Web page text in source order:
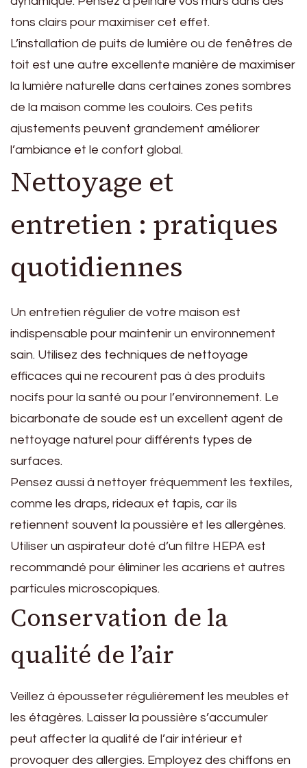
tons clairs pour maximiser cet effet.
L’installation de puits de lumière ou de fenêtres de
toit est une autre excellente manière de maximiser
la lumière naturelle dans certaines zones sombres
de la maison comme les couloirs. Ces petits
ajustements peuvent grandement améliorer
l’ambiance et le confort global.
Nettoyage et
entretien : pratiques
quotidiennes
Un entretien régulier de votre maison est
indispensable pour maintenir un environnement
sain. Utilisez des techniques de nettoyage
efficaces qui ne recourent pas à des produits
nocifs pour la santé ou pour l’environnement. Le
bicarbonate de soude est un excellent agent de
nettoyage naturel pour différents types de
surfaces.
Pensez aussi à nettoyer fréquemment les textiles,
comme les draps, rideaux et tapis, car ils
retiennent souvent la poussière et les allergènes.
Utiliser un aspirateur doté d’un filtre HEPA est
recommandé pour éliminer les acariens et autres
particules microscopiques.
Conservation de la
qualité de l’air
Veillez à épousseter régulièrement les meubles et
les étagères. Laisser la poussière s’accumuler
peut affecter la qualité de l’air intérieur et
provoquer des allergies. Employez des chiffons en